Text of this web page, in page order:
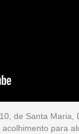
de Santa
para